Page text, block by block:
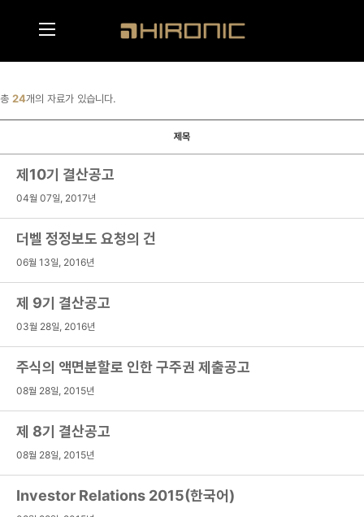
총 24개의 자료가 있습니다.
제목
제10기 결산공고
04월 07일, 2017년
더벨 정정보도 요청의 건
06월 13일, 2016년
제 9기 결산공고
03월 28일, 2016년
주식의 액면분할로 인한 구주권 제출공고
08월 28일, 2015년
제 8기 결산공고
08월 28일, 2015년
Investor Relations 2015(한국어)